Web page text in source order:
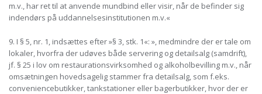
m.v., har ret til at anvende mundbind eller visir, når de befinder sig
indendørs på uddannelsesinstitutionen m.v.«
9. I § 5, nr. 1, indsættes efter »§ 3, stk. 1«: », medmindre der er tale om
lokaler, hvorfra der udøves både servering og detailsalg (samdrift),
jf. § 25 i lov om restaurationsvirksomhed og alkoholbevilling m.v., når
omsætningen hovedsagelig stammer fra detailsalg, som f.eks.
conveniencebutikker, tankstationer eller bagerbutikker, hvor der er